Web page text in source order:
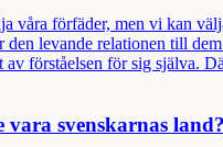
våra förfäder, men vi kan
den levande relationen till
av förståelsen för sig själva.
vara svenskarnas land?